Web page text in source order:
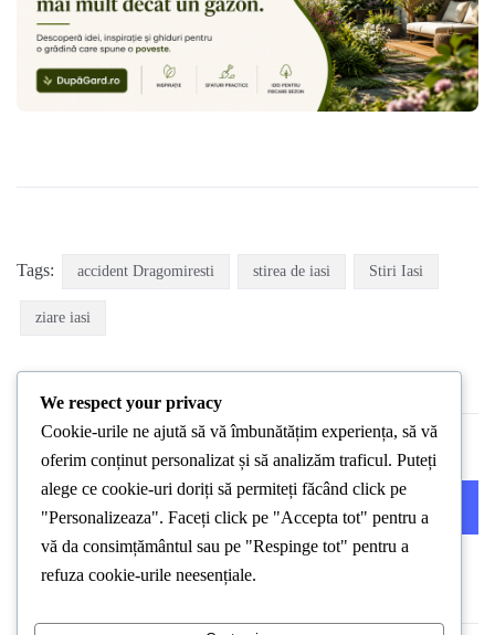
Tags: accident Dragomiresti stirea de iasi Stiri Iasi
ziare iasi
PREVIOUS POST NEXT POST
We respect your privacy
Cookie-urile ne ajută să vă îmbunătățim experiența, să vă
oferim conținut personalizat și să analizăm traficul. Puteți
alege ce cookie-uri doriți să permiteți făcând click pe
"Personalizeaza". Faceți click pe "Accepta tot" pentru a
vă da consimțământul sau pe "Respinge tot" pentru a
refuza cookie-urile neesențiale.